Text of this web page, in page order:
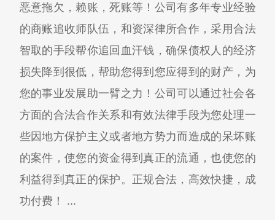
恶意拖欠，赖账，死账等！公司有多年专业经验
的商账追收师队伍，和资深律所合作，采用合法
智取的手段帮你追回血汗钱，确保债权人的经济
损失降到很低，帮助您得到您应得到的财产，为
您的事业发展助一臂之力！公司可以通过社会各
方面的合法合作关系和有效法律手段为您处理一
些因地方保护主义或者地方势力而造成的呆坏账
的案件，使您的资金得到真正的流通，也使您的
利益得到真正的保护。正规合法，高效快捷，成
功付费！ ...